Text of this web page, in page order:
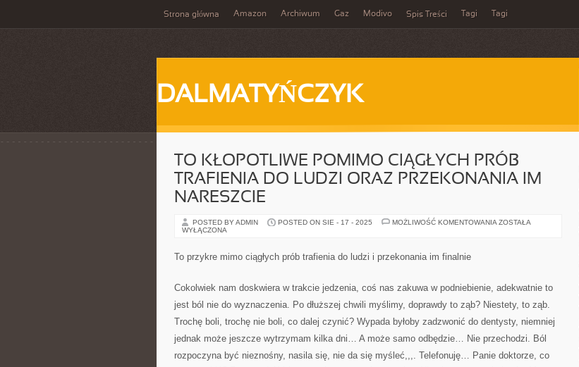
Strona główna Amazon Archiwum Gaz Modivo Spis Treści Tagi Tagi
DALMATYŃCZYK
TO KŁOPOTLIWE POMIMO CIĄGŁYCH PRÓB
TRAFIENIA DO LUDZI ORAZ PRZEKONANIA IM
NARESZCIE
POSTED BY ADMIN POSTED ON SIE - 17 - 2025 MOŻLIWOŚĆ KOMENTOWANIA TO
ORAZ
PRZEKONANIA
NARESZCIE
ZOSTAŁA
WYŁĄCZONA
To przykre mimo ciągłych prób trafienia do ludzi i przekonania im finalnie
Cokolwiek nam doskwiera w trakcie jedzenia, coś nas zakuwa w podniebienie, adekwatnie to
jest ból nie do wyznaczenia. Po dłuższej chwili myślimy, doprawdy to ząb? Niestety, to ząb.
Trochę boli, trochę nie boli, co dalej czynić? Wypada byłoby zadzwonić do dentysty, niemniej
jednak może jeszcze wytrzymam kilka dni… A może samo odbędzie… Nie przechodzi. Ból
rozpoczyna być nieznośny, nasila się, nie da się myśleć,,,. Telefonuję… Panie doktorze, co